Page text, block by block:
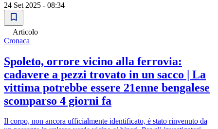
24 Set 2025 - 08:34
Articolo
Cronaca
Spoleto, orrore vicino alla ferrovia:
cadavere a pezzi trovato in un sacco | La
vittima potrebbe essere 21enne bengalese
scomparso 4 giorni fa
Il corpo, non ancora ufficialmente identificato, è stato rinvenuto da